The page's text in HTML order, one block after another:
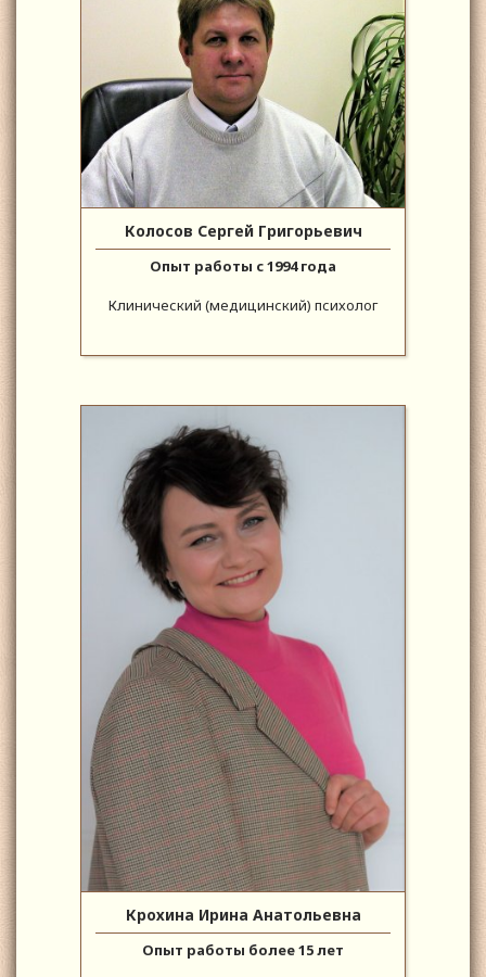
Колосов Сергей Григорьевич
Опыт работы с 1994 года
Клинический (медицинский) психолог
Крохина Ирина Анатольевна
Опыт работы более 15 лет